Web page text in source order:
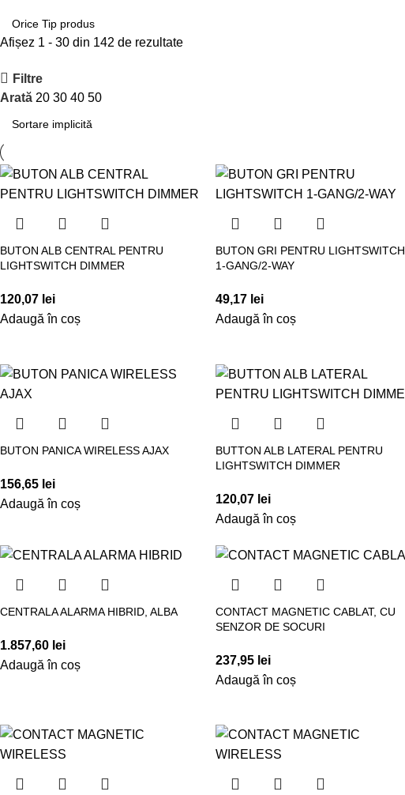
Afișez 1 - 30 din 142 de rezultate
Filtre
Arată 20 30 40 50
BUTON ALB CENTRAL PENTRU
LIGHTSWITCH DIMMER
120,07 lei
Adaugă în coș
BUTON GRI PENTRU LIGHTSWITCH
1-GANG/2-WAY
49,17 lei
Adaugă în coș
BUTON PANICA WIRELESS AJAX
156,65 lei
Adaugă în coș
BUTTON ALB LATERAL PENTRU
LIGHTSWITCH DIMMER
120,07 lei
Adaugă în coș
CENTRALA ALARMA HIBRID, ALBA
1.857,60 lei
Adaugă în coș
CONTACT MAGNETIC CABLAT, CU
SENZOR DE SOCURI
237,95 lei
Adaugă în coș